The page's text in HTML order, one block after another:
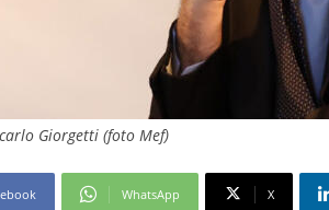
Giorgetti (foto Mef)
WhatsApp X